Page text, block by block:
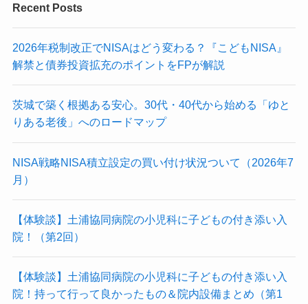
Recent Posts
2026年税制改正でNISAはどう変わる？『こどもNISA』
解禁と債券投資拡充のポイントをFPが解説
茨城で築く根拠ある安心。30代・40代から始める「ゆと
りある老後」へのロードマップ
NISA戦略NISA積立設定の買い付け状況ついて（2026年7
月）
【体験談】土浦協同病院の小児科に子どもの付き添い入
院！（第2回）
【体験談】土浦協同病院の小児科に子どもの付き添い入
院！持って行って良かったもの＆院内設備まとめ（第1